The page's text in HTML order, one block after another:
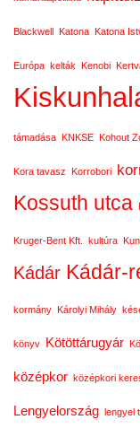
Blackwell Katona Katona
Európa kelták Kenobi
támadása KNKSE Kohout
Kora tavasz Korrobori
Kossuth utca
Kruger-Bent Kft. kultúra
Kádár Kádár-
kormány Károlyi Mihály
könyv Kötöttárugyár
középkor középkori
Lengyelország lengyel